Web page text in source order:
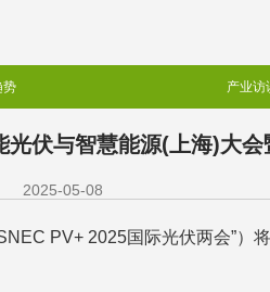
势 产业访
伏与智慧能源(上海)大会
2025-05-08
PV+ 2025国际光伏两会”）